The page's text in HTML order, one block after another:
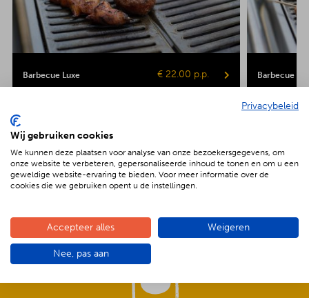
Barbecue Luxe € 22.00 p.p. Barbecue
Gepofte
De voordelen van BBQenzo.nl
Privacybeleid
Wij gebruiken cookies
We kunnen deze plaatsen voor analyse van onze bezoekersgegevens, om
onze website te verbeteren, gepersonaliseerde inhoud te tonen en om u een
geweldige website-ervaring te bieden. Voor meer informatie over de
cookies die we gebruiken opent u de instellingen.
Accepteer alles Weigeren
Nee, pas aan